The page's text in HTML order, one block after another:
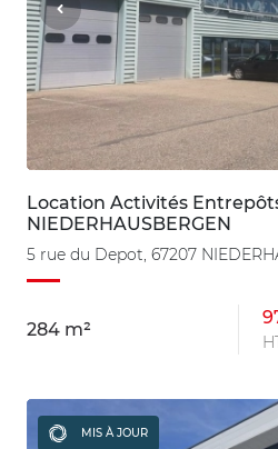
Location Activités
NIEDERHAUSBERGEN
5 rue du Depot, 67207
284 m²
MIS À JOUR